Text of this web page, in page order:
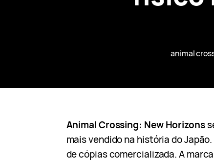
animal
Animal Crossing: New Horizons
mais vendido na história do
de cópias comercializada. A